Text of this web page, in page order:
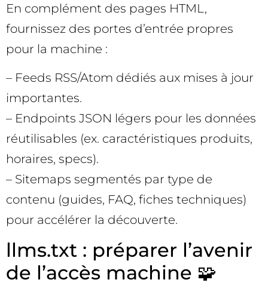
En complément des pages HTML,
fournissez des portes d’entrée propres
pour la machine :
– Feeds RSS/Atom dédiés aux mises à jour
importantes.
– Endpoints JSON légers pour les données
réutilisables (ex. caractéristiques produits,
horaires, specs).
– Sitemaps segmentés par type de
contenu (guides, FAQ, fiches techniques)
pour accélérer la découverte.
llms.txt : préparer l’avenir
de l’accès machine 🧩